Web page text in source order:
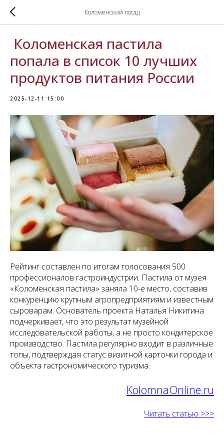
Коломенский посад
Коломенская пастила
попала в список 10 лучших
продуктов питания России
2025-12-11 15:00
Рейтинг составлен по итогам голосования 500
профессионалов гастроиндустрии. Пастила от музея
«Коломенская пастила» заняла 10-е место, составив
конкуренцию крупным агропредприятиям и известным
сыроварам. Основатель проекта Наталья Никитина
подчеркивает, что это результат музейной
исследовательской работы, а не просто кондитерское
производство. Пастила регулярно входит в различные
топы, подтверждая статус визитной карточки города и
объекта гастрономического туризма.
KolomnaOnline.ru
Читать статью >>>